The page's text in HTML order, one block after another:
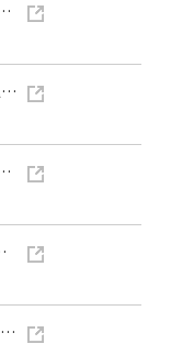
AI 서비스 29개 만들었다
서울 AI 허브-메가존클라우드, AI 산업 생태계 활성화 협력
발굴…서울 AI 허브-공군 협약
AI 생태계 구축
“AI가 직원이 된다”…서울 AI 허브 “AI-네이티브 CEO 과정에 270명 몰려”